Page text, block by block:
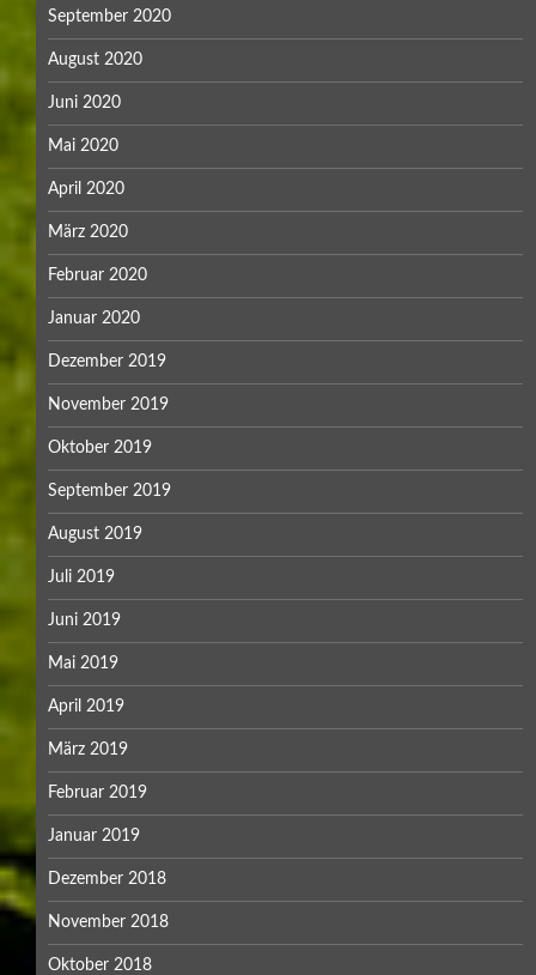
September 2020
August 2020
Juni 2020
Mai 2020
April 2020
März 2020
Februar 2020
Januar 2020
Dezember 2019
November 2019
Oktober 2019
September 2019
August 2019
Juli 2019
Juni 2019
Mai 2019
April 2019
März 2019
Februar 2019
Januar 2019
Dezember 2018
November 2018
Oktober 2018